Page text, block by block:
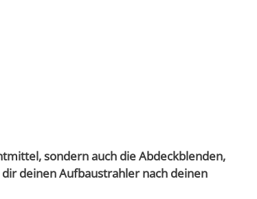
sondern auch die Abdeckblenden,
deinen Aufbaustrahler nach deinen